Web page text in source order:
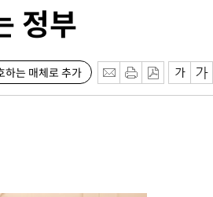
정부
하는 매체로 추가